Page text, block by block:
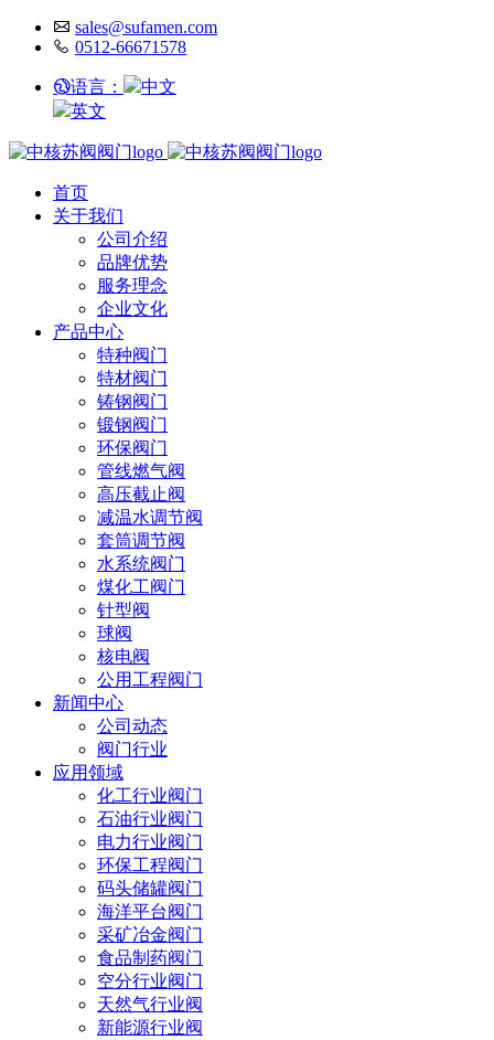
sales@sufamen.com
0512-66671578
语言：
中文
英文
首页
关于我们
公司介绍
品牌优势
服务理念
企业文化
产品中心
特种阀门
特材阀门
铸钢阀门
锻钢阀门
环保阀门
管线燃气阀
高压截止阀
减温水调节阀
套筒调节阀
水系统阀门
煤化工阀门
针型阀
球阀
核电阀
公用工程阀门
新闻中心
公司动态
阀门行业
应用领域
化工行业阀门
石油行业阀门
电力行业阀门
环保工程阀门
码头储罐阀门
海洋平台阀门
采矿冶金阀门
食品制药阀门
空分行业阀门
天然气行业阀
新能源行业阀